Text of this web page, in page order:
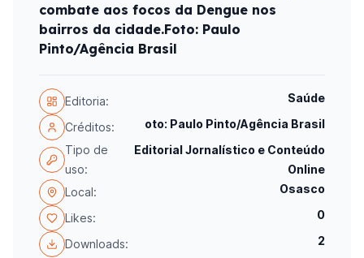
combate aos focos da Dengue nos
bairros da cidade.Foto: Paulo
Pinto/Agência Brasil
Editoria: Saúde
Créditos:
oto: Paulo Pinto/Agência Brasil
Tipo de
uso:
Editorial Jornalístico e Conteúdo
Online
Local:
Osasco
Likes: 0
Downloads: 2